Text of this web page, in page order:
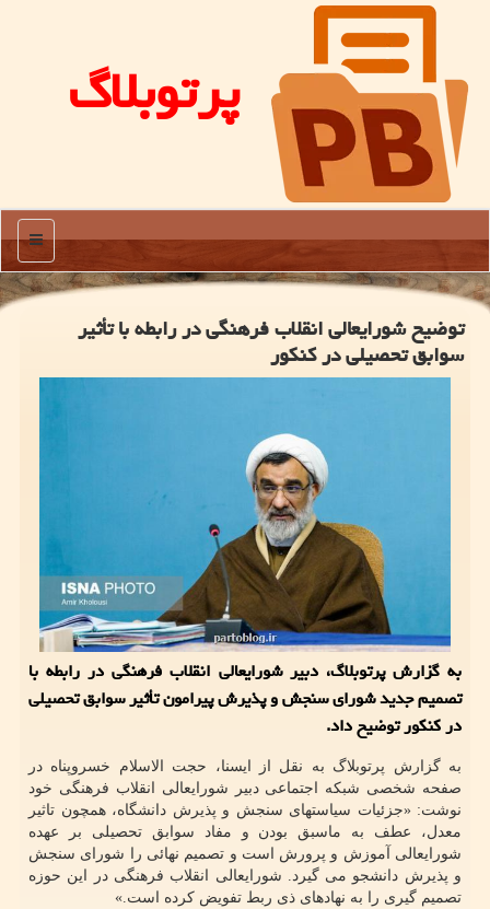
پرتوبلاگ
منو
توضیح شورایعالی انقلاب فرهنگی در رابطه با تأثیر
سوابق تحصیلی در کنکور
به گزارش پرتوبلاگ، دبیر شورایعالی انقلاب فرهنگی در رابطه با
تصمیم جدید شورای سنجش و پذیرش پیرامون تأثیر سوابق تحصیلی
در کنکور توضیح داد.
به گزارش پرتوبلاگ به نقل از ایسنا، حجت الاسلام خسروپناه در
صفحه شخصی شبکه اجتماعی دبیر شورایعالی انقلاب فرهنگی خود
نوشت: «جزئیات سیاستهای سنجش و پذیرش دانشگاه، همچون تاثیر
معدل، عطف به ماسبق بودن و مفاد سوابق تحصیلی بر عهده
شورایعالی آموزش و پرورش است و تصمیم نهائی را شورای سنجش
و پذیرش دانشجو می گیرد. شورایعالی انقلاب فرهنگی در این حوزه
تصمیم گیری را به نهادهای ذی ربط تفویض کرده است.»